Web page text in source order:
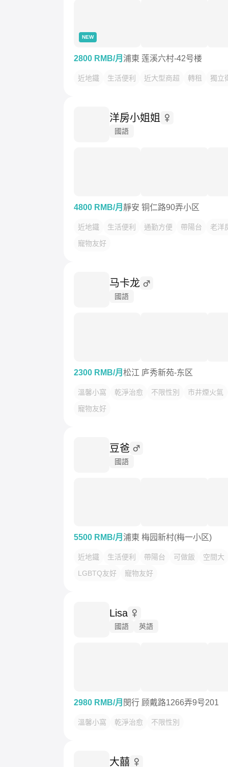
NEW
2800 RMB/月 浦東 莲溪六村-42号楼
近地鐵 生活便利 近大型商超 轉租 獨立
洋房小姐姐
國語
4800 RMB/月 靜安 铜仁路90弄小区
近地鐵 生活便利 通勤方便 帶陽台
老洋
寵物友好
马卡龙
國語
2300 RMB/月 松江 庐秀新苑-东区
溫馨小窩 乾淨治愈 不限性別
市井煙火氣
寵物友好
豆爸
國語
5500 RMB/月 浦東 梅园新村(梅一小区)
近地鐵 生活便利 帶陽台 可做飯
空間大
LGBTQ友好
寵物友好
Lisa
國語 英語
2980 RMB/月 閔行 顾戴路1266弄9号201
溫馨小窩 乾淨治愈 不限性別
大囍